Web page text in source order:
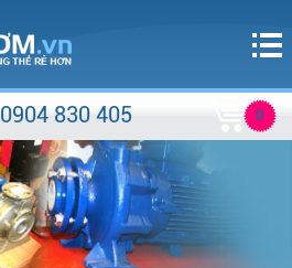
0904 830 405 0